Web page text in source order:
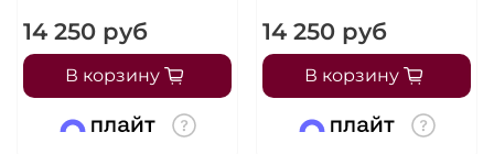
14 250 руб
В корзину
14 250 руб
В корзину